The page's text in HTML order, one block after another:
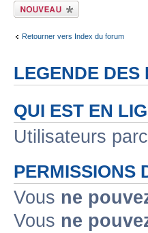
Écrire un nouveau
sujet
Retourner vers Index du forum
LEGENDE DES
Sujet populaire lu Sujet lu
Sujet populaire non lu Sujet
Topic déplacé
QUI EST EN
Utilisateurs
PERMISSIONS
Vous ne
Vous ne